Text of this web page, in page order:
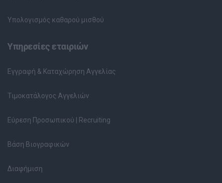
Υπολογισμός καθαρού μισθού
Υπηρεσίες εταιριών
Εγγραφή & Καταχώρηση Αγγελίας
Τιμοκατάλογος Αγγελιών
Εύρεση Προσωπικού | Recruiting
Βάση Βιογραφικών
Διαφήμιση